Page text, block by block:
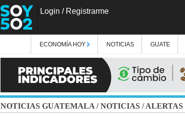
Login / Registrarme
ECONOMÍA HOY NOTICIAS GUATE
NOTICIAS GUATEMALA /NOTICIAS /ALERTAS